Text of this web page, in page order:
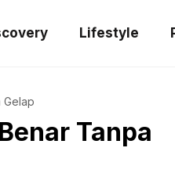
Lifestyle
Gelap
Tanpa